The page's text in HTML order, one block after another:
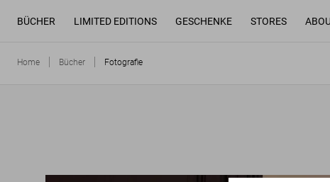
BÜCHER LIMITED EDITIONS GESCHENKE STORES
Home Bücher Fotografie